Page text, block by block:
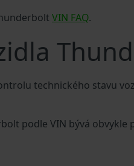
VIN FAQ.
technického stavu
podle VIN bývá